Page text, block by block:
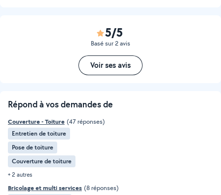
5/5
Basé sur 2 avis
Voir ses avis
Répond à vos demandes de
Couverture - Toiture (47 réponses)
Entretien de toiture
Pose de toiture
Couverture de toiture
+ 2 autres
Bricolage et multi services (8 réponses)